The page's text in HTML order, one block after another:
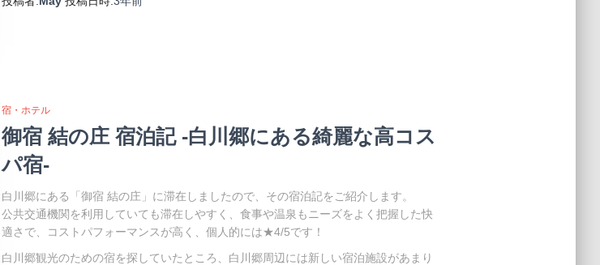
宿・ホテル
御宿 結の庄 宿泊記 -白川郷にある綺麗な高コス
パ宿-
白川郷にある「御宿 結の庄」に滞在しましたので、その宿泊記をご紹介します。
公共交通機関を利用していても滞在しやすく、食事や温泉もニーズをよく把握した快
適さで、コストパフォーマンスが高く、個人的には★4/5です！
白川郷観光のための宿を探していたところ、白川郷周辺には新しい宿泊施設があまり